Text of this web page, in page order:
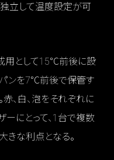
立して温度設定が可
用として15℃前後に設
パンを7℃前後で保管す
赤、白、泡をそれぞれに
にとって、1台で複数
きな利点となる。